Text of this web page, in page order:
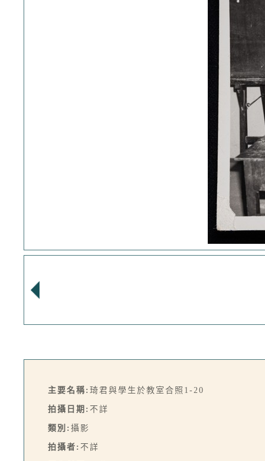
主要名稱: 琦君與學生於教室合照1-20
拍攝日期: 不詳
類別: 攝影
拍攝者: 不詳